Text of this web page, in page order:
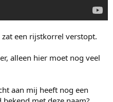
een rijstkorrel verstopt.
alleen hier moet nog veel
aan mij heeft nog een